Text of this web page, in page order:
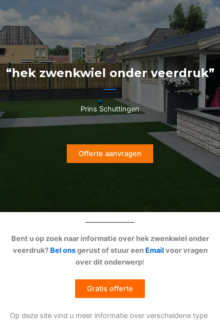
naar
de
inhoud
“hek zwenkwiel onder veerdruk”
Prins Schuttingen
Offerte aanvragen
Bent u op zoek naar informatie over hek zwenkwiel onder
veerdruk? Bel onsgerust of stuur een Email voor vragen
over dit onderwerp!
Gratis offerte
Op deze site vind u meer informatie over verscheidene type